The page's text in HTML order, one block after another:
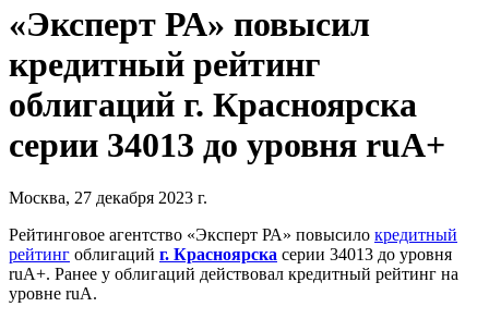
«Эксперт РА» повысил
кредитный рейтинг
облигаций г. Красноярска
серии 34013 до уровня ruА+
Москва, 27 декабря 2023 г.
Рейтинговое агентство «Эксперт РА» повысило кредитный
рейтинг облигаций г. Красноярска серии 34013 до уровня
ruА+. Ранее у облигаций действовал кредитный рейтинг на
уровне ruA.